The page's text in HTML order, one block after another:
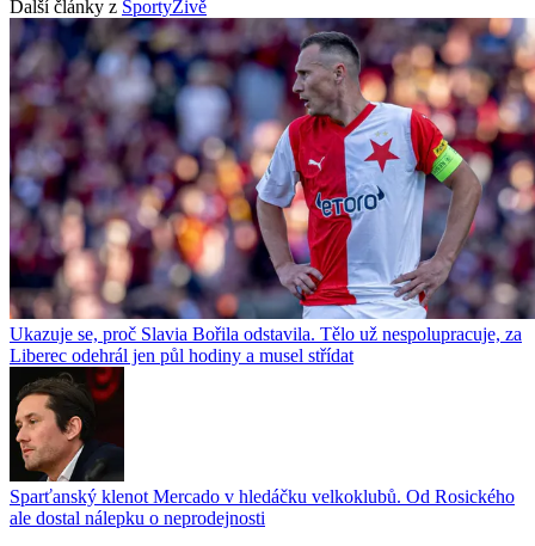
Další články z SportyŽivě
Ukazuje se, proč Slavia Bořila odstavila. Tělo už nespolupracuje, za
Liberec odehrál jen půl hodiny a musel střídat
Sparťanský klenot Mercado v hledáčku velkoklubů. Od Rosického
ale dostal nálepku o neprodejnosti